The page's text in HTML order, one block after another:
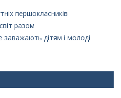
першокласників
разом
заважають дітям і молоді